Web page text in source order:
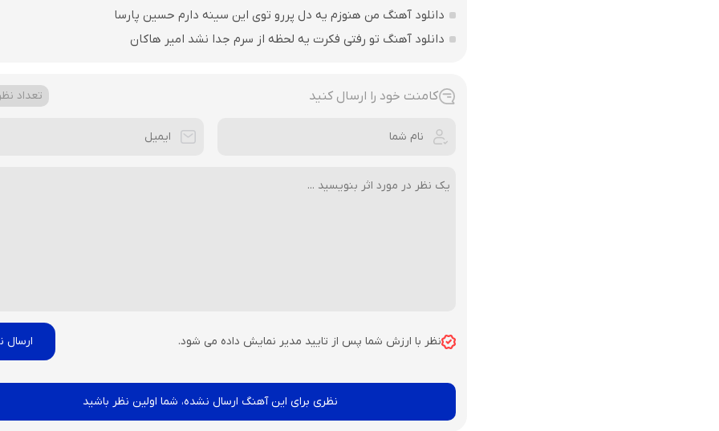
دانلود آهنگ من هنوزم یه دل پررو توی این سینه دارم حسین پارسا
دانلود آهنگ تو رفتی فکرت یه لحظه از سرم جدا نشد امیر هاکان
کامنت خود را ارسال کنید تعداد
نظر با ارزش شما پس از تایید مدیر نمایش داده می شود.
نظری برای این آهنگ ارسال نشده، شما اولین نظر باشید